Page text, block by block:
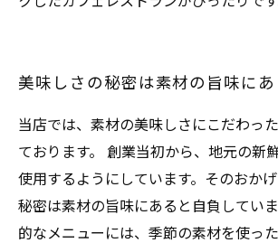
美味しさの秘密は素材の旨味にあ
当店では、素材の美味しさにこだわっ
ております。 創業当初から、地元の新
使用するようにしています。そのおか
秘密は素材の旨味にあると自負してい
的なメニューには、季節の素材を使っ